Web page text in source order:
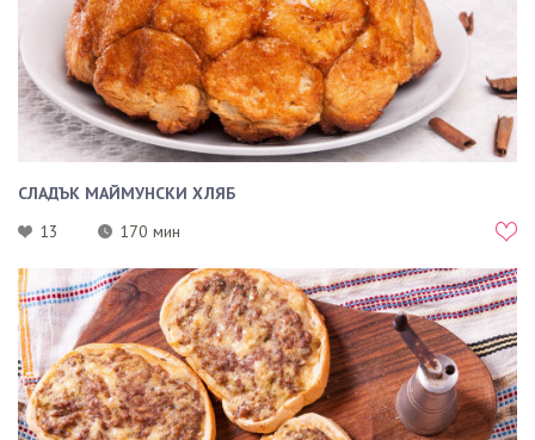
СЛАДЪК МАЙМУНСКИ ХЛЯБ
13
170 мин